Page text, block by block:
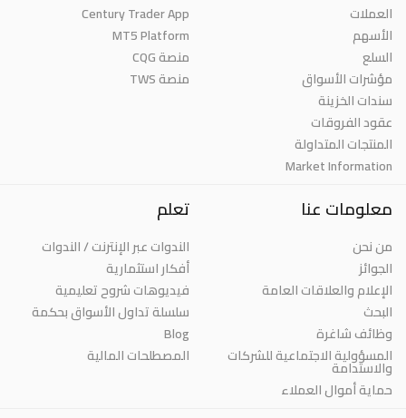
العملات
الأسهم
السلع
مؤشرات الأسواق
سندات الخزينة
عقود الفروقات
المنتجات المتداولة
Market Information
Century Trader App
MT5 Platform
منصة CQG
منصة TWS
معلومات عنا
من نحن
الجوائز
الإعلام والعلاقات العامة
البحث
وظائف شاغرة
المسؤولية الاجتماعية للشركات
والاستدامة
حماية أموال العملاء
تعلم
الندوات عبر الإنترنت / الندوات
أفكار استثمارية
فيديوهات شروح تعليمية
سلسلة تداول الأسواق بحكمة
Blog
المصطلحات المالية